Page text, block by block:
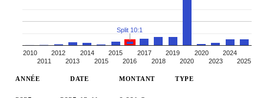
2010
2011
2012
2013
2014
2015
2015
2016
2017
2018
2019
2020
2020
2023
2024
2025
Split 10:1
ANNÉE DATE MONTANT TYPE